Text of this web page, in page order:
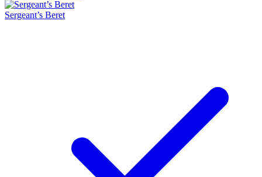
Sergeant’s Beret